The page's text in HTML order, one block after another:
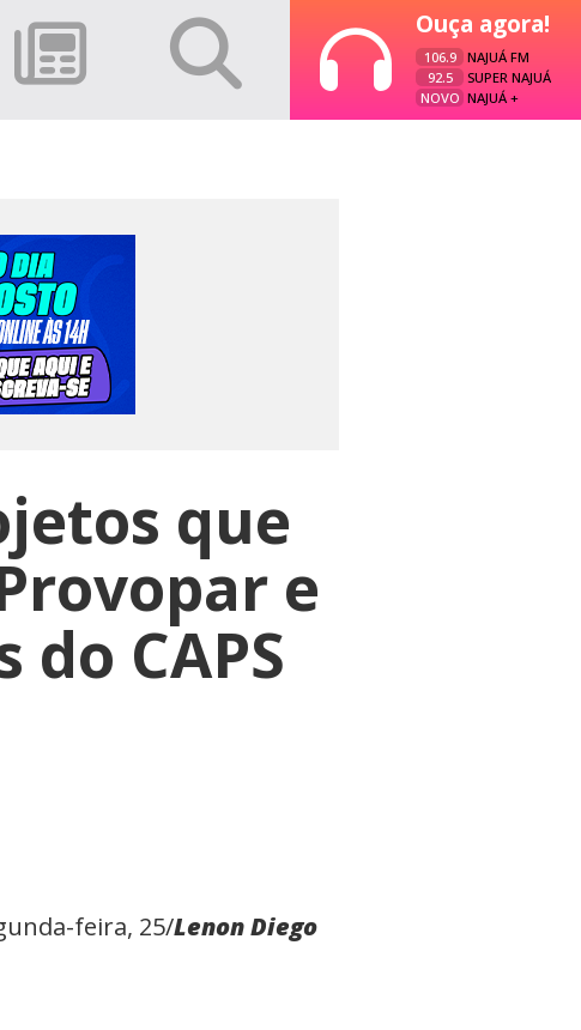
Ouça agora!
106.9
NAJUÁ FM
92.5
SUPER NAJUÁ
NOVO NAJUÁ +
que
e
CAPS
feira, 25/Lenon Diego